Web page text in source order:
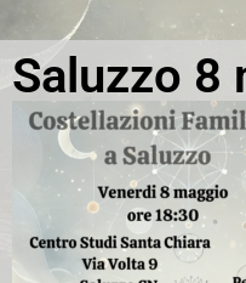
Saluzzo 8